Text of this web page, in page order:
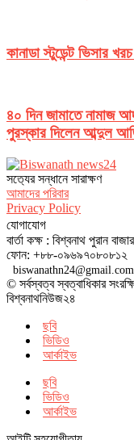
কানাডা স্টুডেন্ট ভিসার
৪০ দিন জামাতে নামাজ
পুরস্কার দিলেন আব্দুল
সত‌্যের সন্ধানে সারাক্ষণ
আমাদের পরিবার
Privacy Policy
যোগাযোগ
বার্তা কক্ষ : বিশ্বনাথ পুরান
ফোন: +৮৮-০৯৬৯৭০৮০৮১২
biswanathn24@gmail.com
© সর্বস্বত্ব স্বত্বাধিকার
বিশ্বনাথনিউজ২৪
ছবি
ভিডিও
আর্কাইভ
ছবি
ভিডিও
আর্কাইভ